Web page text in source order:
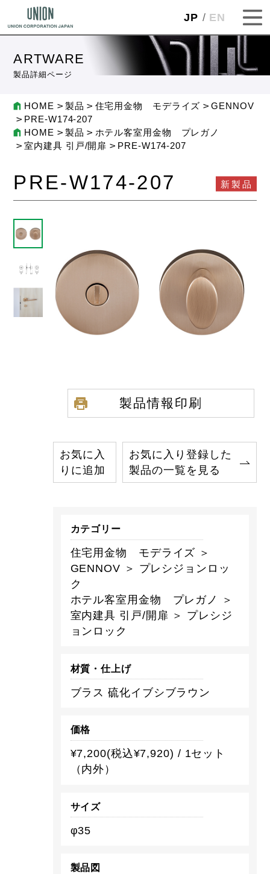
JP EN
ARTWARE
製品詳細ページ
HOME 製品 住宅用金物 モデライズ
GENNOV
PRE-W174-207
HOME
製品
ホテル客室用金物 プレガノ
室内建具 引戸/開扉
PRE-W174-207
PRE-W174-207 新製品
製品情報印刷
お気に入
りに追加
お気に入り登録した
製品の一覧を見る
カテゴリー
住宅用金物 モデライズ ＞
GENNOV ＞ プレシジョンロッ
ク
ホテル客室用金物 プレガノ ＞
室内建具 引戸/開扉 ＞ プレシジ
ョンロック
材質・仕上げ
ブラス 硫化イブシブラウン
価格
¥7,200(税込¥7,920) / 1セット
（内外）
サイズ
φ35
製品図